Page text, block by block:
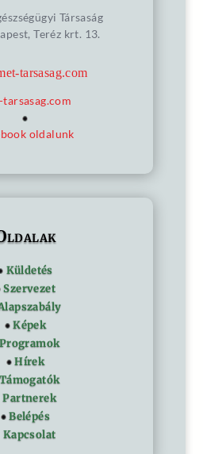
Társaság
Teréz krt. 13.
tarsasag.com
tarsasag.com
oldalunk
Küldetés
Szervezet
Képek
Programok
Hírek
Támogatók
Partnerek
Belépés
Kapcsolat